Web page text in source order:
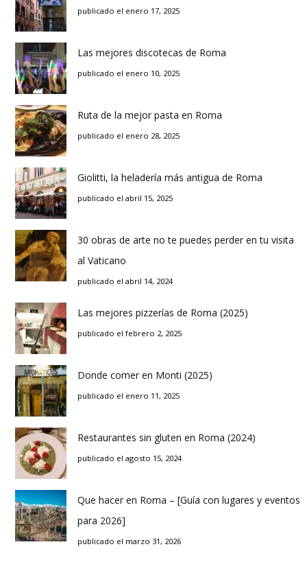
publicado el enero 17, 2025
Las mejores discotecas de Roma
publicado el enero 10, 2025
Ruta de la mejor pasta en Roma
publicado el enero 28, 2025
Giolitti, la heladería más antigua de Roma
publicado el abril 15, 2025
30 obras de arte no te puedes perder en tu visita
al Vaticano
publicado el abril 14, 2024
Las mejores pizzerías de Roma (2025)
publicado el febrero 2, 2025
Donde comer en Monti (2025)
publicado el enero 11, 2025
Restaurantes sin gluten en Roma (2024)
publicado el agosto 15, 2024
Que hacer en Roma – [Guía con lugares y eventos
para 2026]
publicado el marzo 31, 2026